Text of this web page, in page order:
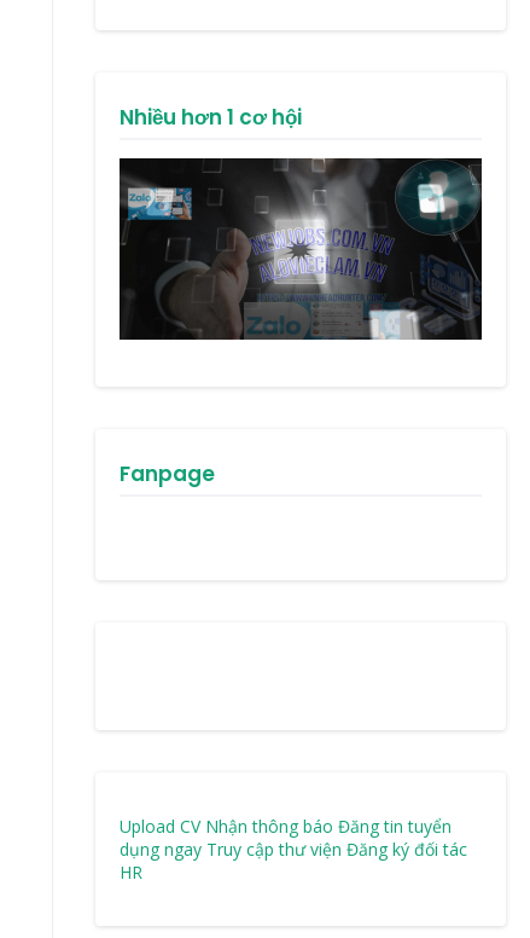
Nhiều hơn 1 cơ hội
Fanpage
Upload CV Nhận thông báo Đăng tin tuyển
dụng ngay Truy cập thư viện Đăng ký đối tác
HR